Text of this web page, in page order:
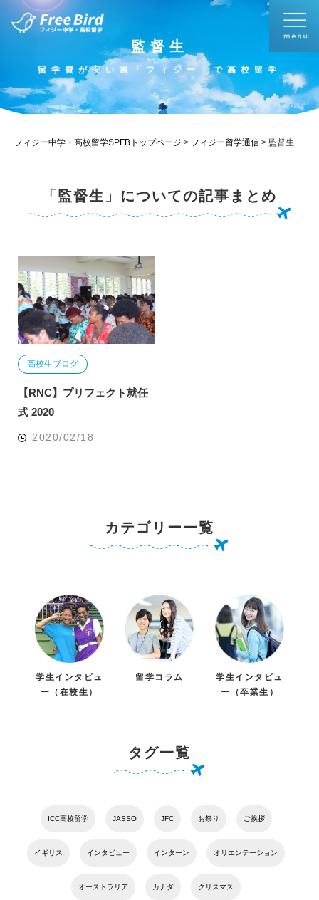
監督生
留学費が安い国「フィジー」で高校留学
フィジー中学・高校留学SPFBトップページ > フィジー留学通信 > 監督生
「監督生」についての記事まとめ
高校生ブログ
【RNC】プリフェクト就任
式 2020
2020/02/18
カテゴリー一覧
学生インタビュ
ー（在校生）
留学コラム
学生インタビュ
ー（卒業生）
タグ一覧
ICC高校留学 JASSO JFC お祭り ご挨拶
イギリス インタビュー インターン オリエンテーション
オーストラリア カナダ クリスマス